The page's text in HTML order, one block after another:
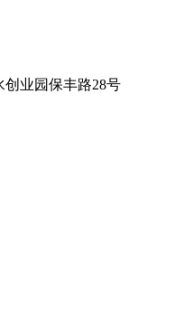
业园保丰路28号